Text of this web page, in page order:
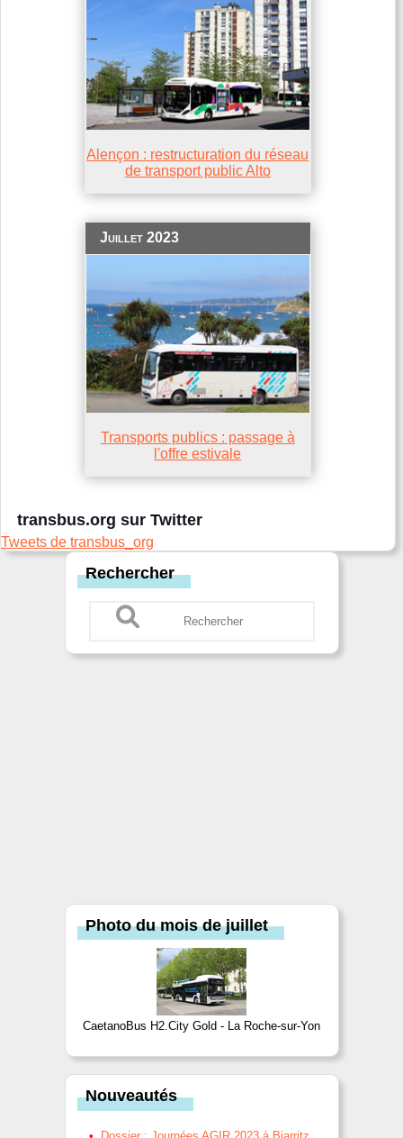
Alençon : restructuration du réseau
de transport public Alto
Juillet 2023
Transports publics : passage à
l'offre estivale
transbus.org sur Twitter
Tweets de transbus_org
Rechercher
Photo du mois de juillet
CaetanoBus H2.City Gold - La Roche-sur-Yon
Nouveautés